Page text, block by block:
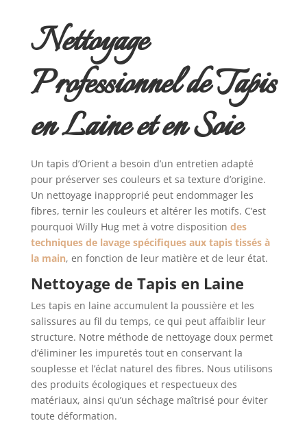
Nettoyage
Professionnel de Tapis
en Laine et en Soie
Un tapis d’Orient a besoin d’un entretien adapté
pour préserver ses couleurs et sa texture d’origine.
Un nettoyage inapproprié peut endommager les
fibres, ternir les couleurs et altérer les motifs. C’est
pourquoi Willy Hug met à votre disposition des
techniques de lavage spécifiques aux tapis tissés à
la main, en fonction de leur matière et de leur état.
Nettoyage de Tapis en Laine
Les tapis en laine accumulent la poussière et les
salissures au fil du temps, ce qui peut affaiblir leur
structure. Notre méthode de nettoyage doux permet
d’éliminer les impuretés tout en conservant la
souplesse et l’éclat naturel des fibres. Nous utilisons
des produits écologiques et respectueux des
matériaux, ainsi qu’un séchage maîtrisé pour éviter
toute déformation.